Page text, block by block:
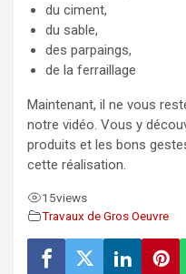
du ciment,
du sable,
des parpaings,
de la ferraillage
Maintenant, il ne vous
notre vidéo. Vous y
produits et les bons
cette réalisation.
15views
Travaux de Gros Oeuvre